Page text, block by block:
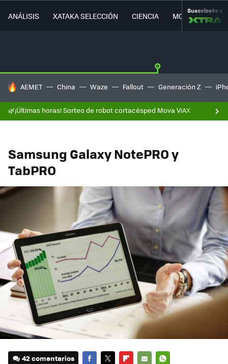
ANÁLISIS XATAKA SELECCIÓN CIENCIA MOVILIDAD
Suscríbete a
HOY SE HABLA DE
AEMET China Waze Fallout Generación Z
🌿¡Últimas horas! Sorteo de robot cortacésped Mova ViAX
Samsung Galaxy NotePRO y
TabPRO
42 comentarios